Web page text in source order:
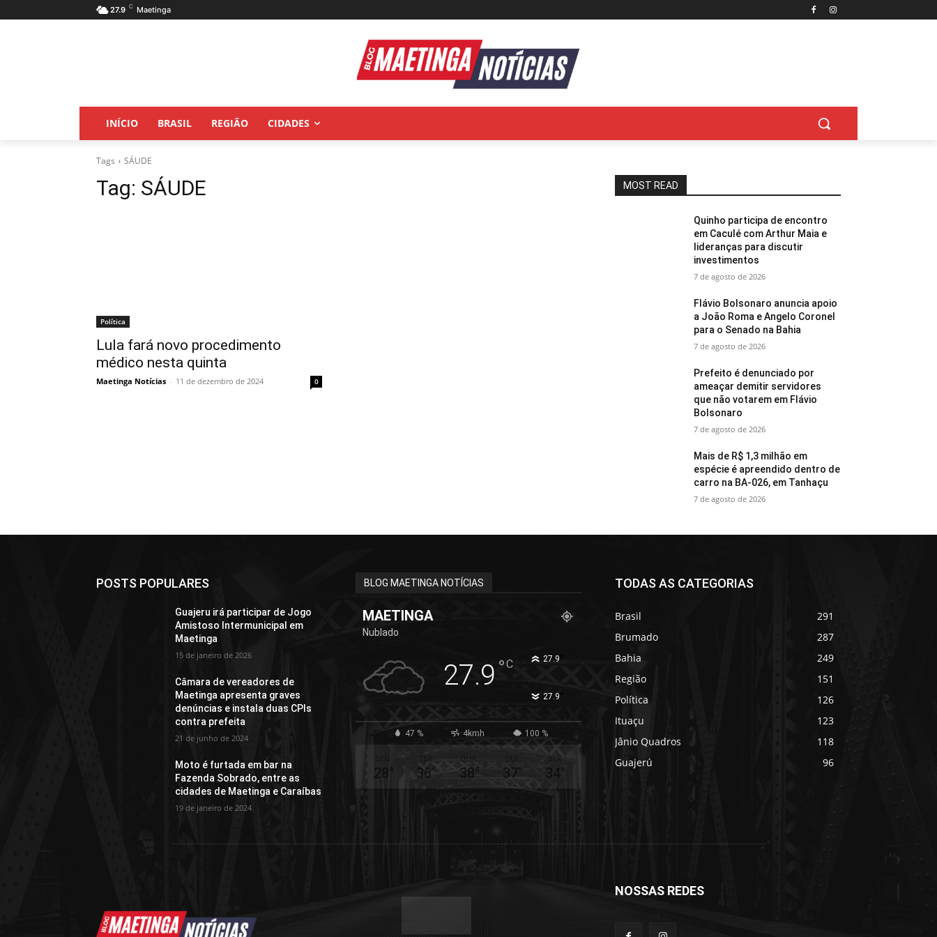
27.9 C Maetinga
INÍCIO BRASIL REGIÃO CIDADES
Tags SÁUDE
Tag: SÁUDE
Política
Lula fará novo procedimento
médico nesta quinta
Maetinga Notícias - 11 de dezembro de 2024 0
MOST READ
Quinho participa de encontro
em Caculé com Arthur Maia e
lideranças para discutir
investimentos
7 de agosto de 2026
Flávio Bolsonaro anuncia apoio
a João Roma e Angelo Coronel
para o Senado na Bahia
7 de agosto de 2026
Prefeito é denunciado por
ameaçar demitir servidores
que não votarem em Flávio
Bolsonaro
7 de agosto de 2026
Mais de R$ 1,3 milhão em
espécie é apreendido dentro de
carro na BA-026, em Tanhaçu
7 de agosto de 2026
POSTS POPULARES
Guajeru irá participar de Jogo
Amistoso Intermunicipal em
Maetinga
15 de janeiro de 2026
Câmara de vereadores de
Maetinga apresenta graves
denúncias e instala duas CPIs
contra prefeita
21 de junho de 2024
Moto é furtada em bar na
Fazenda Sobrado, entre as
cidades de Maetinga e Caraíbas
19 de janeiro de 2024
BLOG MAETINGA NOTÍCIAS
MAETINGA
Nublado
27.9 °C 27.9°
27.9
47 % 4kmh 100 %
28° 36°
QUA
38° 37°
SEX
34°
TODAS AS CATEGORIAS
Brasil
291
Brumado
287
Bahia
249
Região
151
Política
126
Ituaçu
123
Jânio Quadros
118
Guajerú
96
NOSSAS REDES